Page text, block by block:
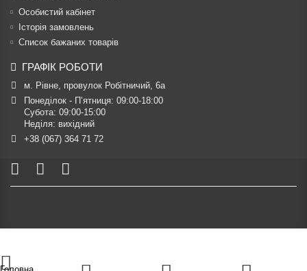
Особистий кабінет
Історія замовлень
Список бажаних товарів
ГРАФІК РОБОТИ
м. Рівне, провулок Робітничий, 6а
Понеділок - П’ятниця: 09:00-18:00
Субота: 09:00-15:00
Неділя: вихідний
+38 (067) 364 71 72